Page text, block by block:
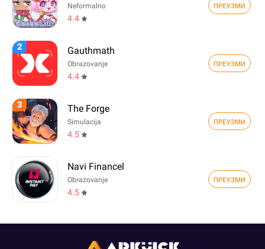
Neformalno
4.4
ПРЕУЗМИ
2 Gauthmath
Obrazovanje
4.4
ПРЕУЗМИ
3 The Forge
Simulacija
4.5
ПРЕУЗМИ
Navi Financel
Obrazovanje
4.5
ПРЕУЗМИ